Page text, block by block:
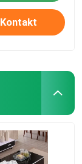
Kontakt